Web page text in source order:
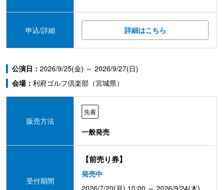
申込/詳細 詳細はこちら
公演日： 2026/9/25(金) ～ 2026/9/27(日)
会場： 利府ゴルフ倶楽部（宮城県）
販売方法
先着
一般発売
受付期間
【前売り券】
発売中
2026/7/20(月) 10:00 ～ 2026/9/24(木)